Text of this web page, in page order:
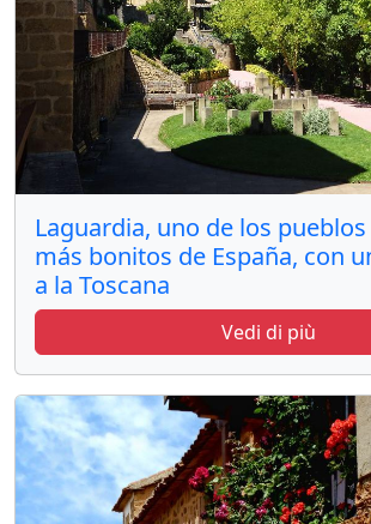
Laguardia, uno de los
más bonitos de España, con
a la Toscana
Vedi di più